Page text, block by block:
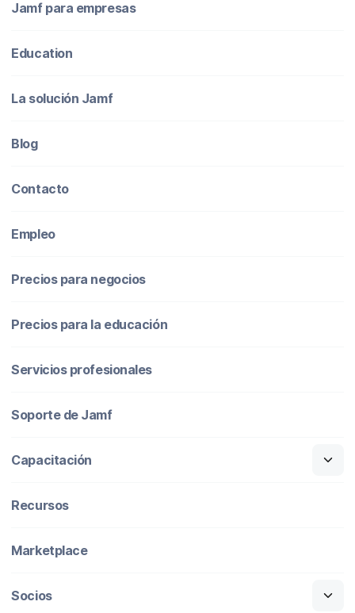
Jamf para empresas
Education
La solución Jamf
Blog
Contacto
Empleo
Precios para negocios
Precios para la educación
Servicios profesionales
Soporte de Jamf
Capacitación
Recursos
Marketplace
Socios